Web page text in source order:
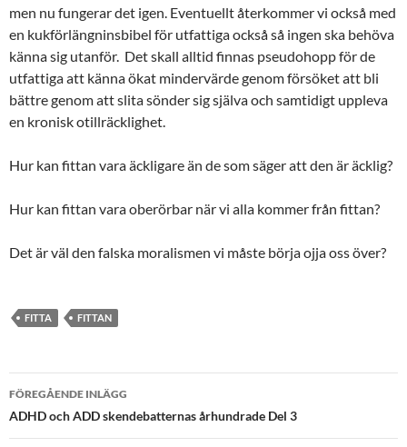
men nu fungerar det igen. Eventuellt återkommer vi också med
en kukförlängninsbibel för utfattiga också så ingen ska behöva
känna sig utanför. Det skall alltid finnas pseudohopp för de
utfattiga att känna ökat mindervärde genom försöket att bli
bättre genom att slita sönder sig själva och samtidigt uppleva
en kronisk otillräcklighet.
Hur kan fittan vara äckligare än de som säger att den är äcklig?
Hur kan fittan vara oberörbar när vi alla kommer från fittan?
Det är väl den falska moralismen vi måste börja ojja oss över?
FITTA FITTAN
Inläggsnavigering
FÖREGÅENDE INLÄGG
ADHD och ADD skendebatternas århundrade Del 3